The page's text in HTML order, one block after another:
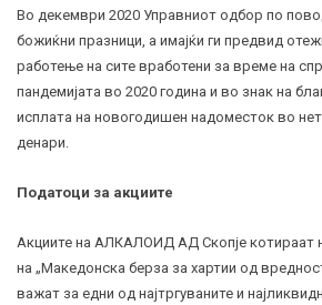
Во декември 2020 Управниот одбор по
божиќни празници, а имајќи ги предвид
работење на сите вработени за време на
пандемијата во 2020 година и во знак на
исплата на новогодишен надоместок во
денари.
Податоци за акциите
Акциите на АЛКАЛОИД АД Скопје котираат
на „Македонска берза за хартии од
важат за едни од најтргуваните и